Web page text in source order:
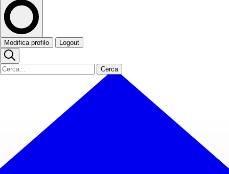
Modifica profilo Logout
Cerca